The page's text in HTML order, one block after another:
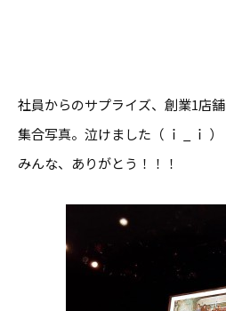
社員からのサプライズ、創業1店
集合写真。泣けました（ ｉ _ ｉ ）
みんな、ありがとう！！！